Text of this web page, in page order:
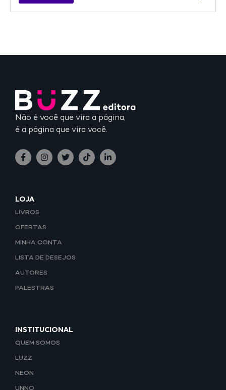
Não é você que vira a página,
é a página que vira você.
LOJA
LIVROS
OFERTAS
MINHA CONTA
LISTA DE DESEJOS
AUTORES
PALESTRAS
INSTITUCIONAL
QUEM SOMOS
LUZZ
NEON